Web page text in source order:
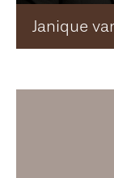
Janique